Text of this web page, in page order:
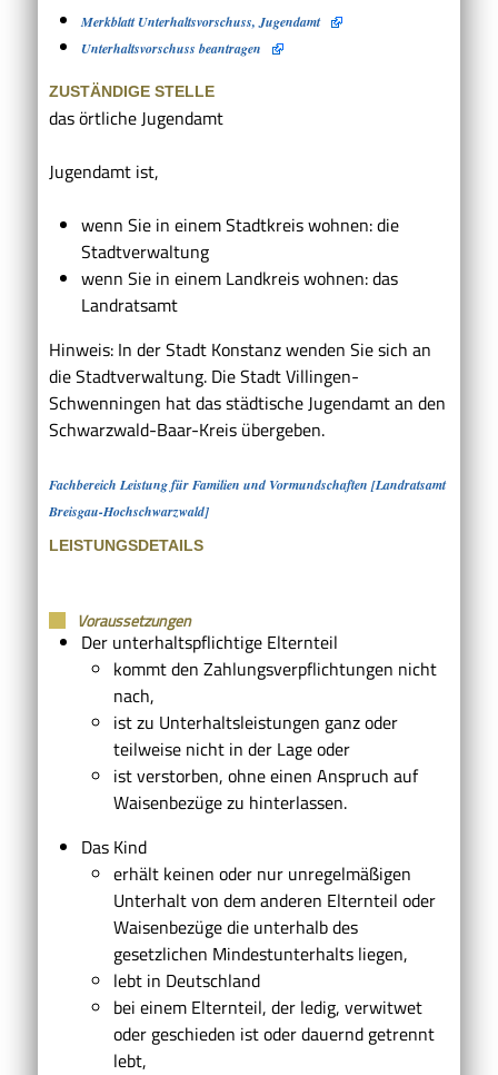
Merkblatt Unterhaltsvorschuss, Jugendamt
Unterhaltsvorschuss beantragen
ZUSTÄNDIGE STELLE
das örtliche Jugendamt
Jugendamt ist,
wenn Sie in einem Stadtkreis wohnen: die
Stadtverwaltung
wenn Sie in einem Landkreis wohnen: das
Landratsamt
Hinweis: In der Stadt Konstanz wenden Sie sich an
die Stadtverwaltung. Die Stadt Villingen-
Schwenningen hat das städtische Jugendamt an den
Schwarzwald-Baar-Kreis übergeben.
Fachbereich Leistung für Familien und Vormundschaften [Landratsamt
Breisgau-Hochschwarzwald]
LEISTUNGSDETAILS
Voraussetzungen
Der unterhaltspflichtige Elternteil
kommt den Zahlungsverpflichtungen nicht
nach,
ist zu Unterhaltsleistungen ganz oder
teilweise nicht in der Lage oder
ist verstorben, ohne einen Anspruch auf
Waisenbezüge zu hinterlassen.
Das Kind
erhält keinen oder nur unregelmäßigen
Unterhalt von dem anderen Elternteil oder
Waisenbezüge die unterhalb des
gesetzlichen Mindestunterhalts liegen,
lebt in Deutschland
bei einem Elternteil, der ledig, verwitwet
oder geschieden ist oder dauernd getrennt
lebt,